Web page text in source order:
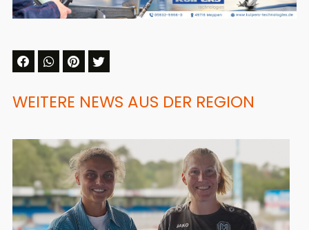
WEITERE NEWS AUS DER REGION